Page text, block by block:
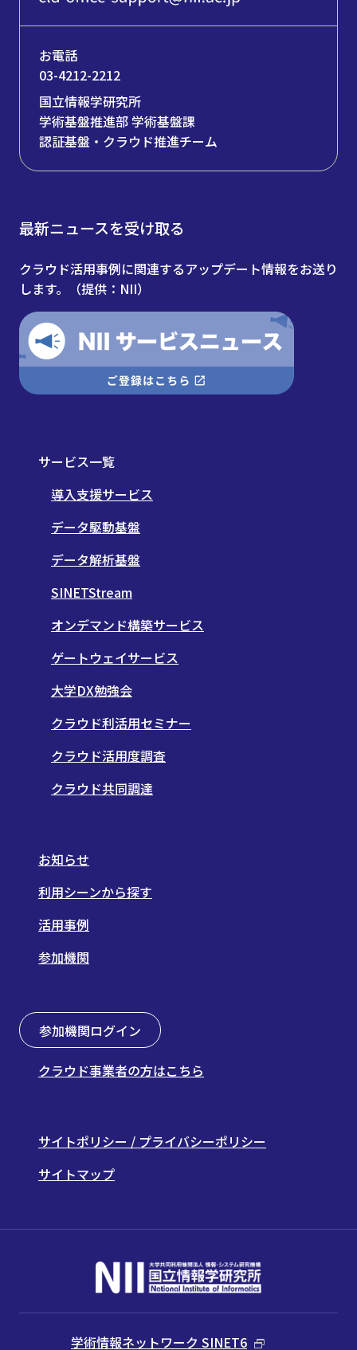
お電話
03-4212-2212
国立情報学研究所
学術基盤推進部 学術基盤課
認証基盤・クラウド推進チーム
最新ニュースを受け取る
クラウド活用事例に関連するアップデート情報をお送り
します。（提供：NII）
サービス一覧
導入支援サービス
データ駆動基盤
データ解析基盤
SINETStream
オンデマンド構築サービス
ゲートウェイサービス
大学DX勉強会
クラウド利活用セミナー
クラウド活用度調査
クラウド共同調達
お知らせ
利用シーンから探す
活用事例
参加機関
参加機関ログイン
クラウド事業者の方はこちら
サイトポリシー / プライバシーポリシー
サイトマップ
学術情報ネットワーク SINET6